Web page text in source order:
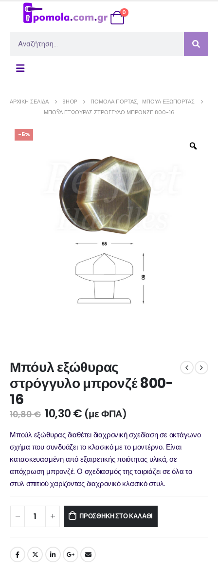
0
ΑΡΧΙΚΉ ΣΕΛΊΔΑ SHOP ΠΌΜΟΛΑ ΠΌΡΤΑΣ, ΜΠΟΎΛ ΕΞΏΠΟΡΤΑΣ
ΜΠΌΥΛ ΕΞΏΘΥΡΑΣ ΣΤΡΌΓΓΥΛΟ ΜΠΡΟΝΖΈ 800-16
-5%
Μπόυλ εξώθυρας
στρόγγυλο μπρονζέ 800-
16
10,80€ 10,30€ (με ΦΠΑ)
Μπούλ εξώθυρας διαθέτει διαχρονική σχεδίαση σε οκτάγωνο
σχήμα που συνδυάζει το κλασικό με το μοντέρνο. Είναι
κατασκευασμένη από εξαιρετικής ποιότητας υλικά, σε
απόχρωση μπρονζέ. Ο σχεδιασμός της ταιριάζει σε όλα τα
στυλ σπιτιού χαρίζοντας διαχρονικό κλασικό στυλ.
ΠΡΟΣΘΉΚΗ ΣΤΟ ΚΑΛΆΘΙ